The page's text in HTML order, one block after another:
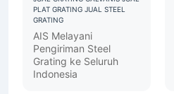
PLAT GRATING JUAL STEEL
GRATING
AIS Melayani
Pengiriman Steel